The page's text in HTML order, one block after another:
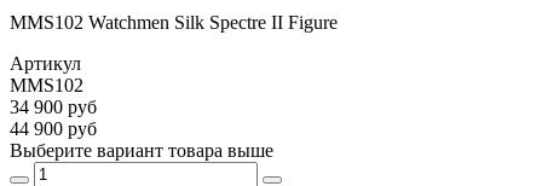
MMS102 Watchmen Silk Spectre II Figure
Артикул
MMS102
34 900 руб
44 900 руб
Выберите вариант товара выше